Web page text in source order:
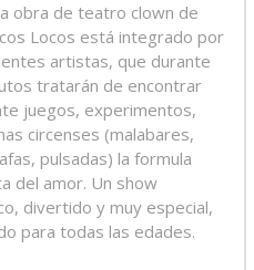
obra de teatro clown de
Locos está integrado por
artistas, que durante
tratarán de encontrar
juegos, experimentos,
circenses (malabares,
pulsadas) la formula
del amor. Un show
divertido y muy especial,
para todas las edades.